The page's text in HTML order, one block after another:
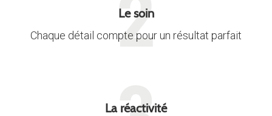
Le soin
Chaque détail compte pour un résultat parfait
La réactivité